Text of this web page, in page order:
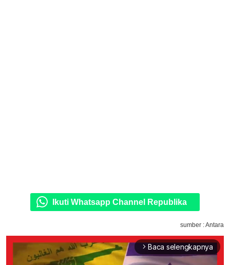
Ikuti Whatsapp Channel Republika
sumber : Antara
arrow_forward_ios Baca selengkapnya